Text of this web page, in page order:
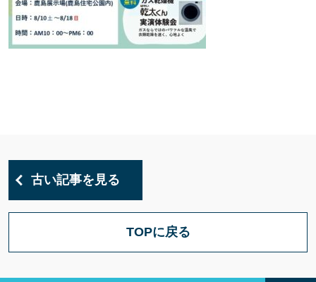
古い記事を見る
TOPに戻る